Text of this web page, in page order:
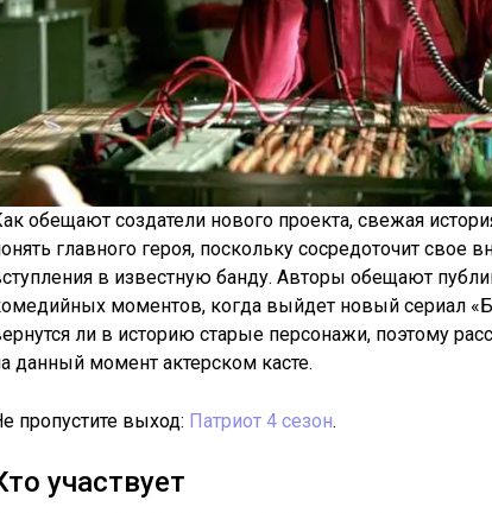
обещают создатели нового проекта, свежая
главного героя, поскольку сосредоточит свое
в известную банду. Авторы обещают
моментов, когда выйдет новый сериал
ли в историю старые персонажи, поэтому
данный момент актерском касте.
пропустите выход: Патриот 4 сезон.
участвует